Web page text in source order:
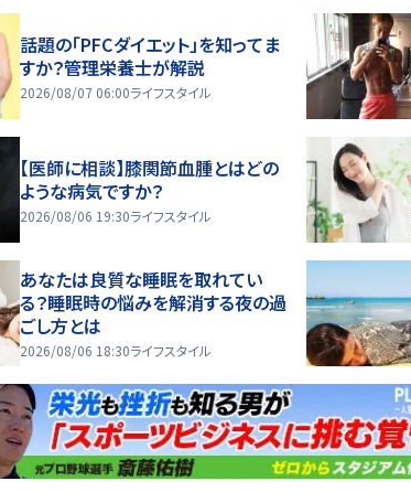
話題の「PFCダイエット」を知ってま
すか？管理栄養士が解説
2026/08/07 06:00ライフスタイル
【医師に相談】膝関節血腫とはどの
ような病気ですか？
2026/08/06 19:30ライフスタイル
あなたは良質な睡眠を取れてい
る？睡眠時の悩みを解消する夜の過
ごし方とは
2026/08/06 18:30ライフスタイル